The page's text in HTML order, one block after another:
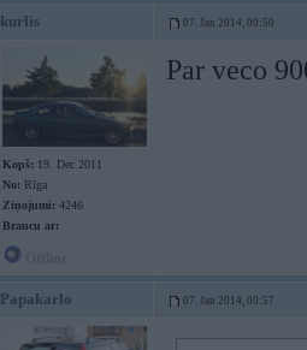
kurlis 07. Jan 2014, 00:50
Kopš: 19. Dec 2011
No: Rīga
Ziņojumi: 4246
Braucu ar:
Par veco
Papakarlo 07. Jan 2014, 00:57